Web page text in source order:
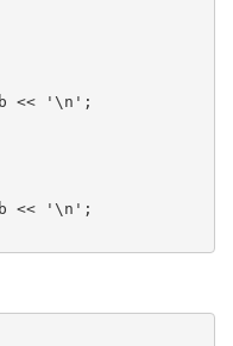
<< ' \n ' ;
<< ' \n ' ;